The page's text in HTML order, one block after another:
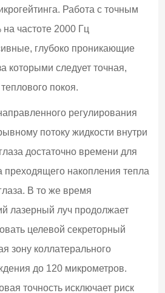
Работа с точным
частоте 2000 Гц
глубоко проникающие
которыми следует точная,
покоя.
регулирования
потоку жидкости внутри
достаточно времени для
преходящего накопления тепла
В то же время
лазерный луч продолжает
целевой секреторный
зону коллатерального
до 120 микрометров.
точность исключает риск